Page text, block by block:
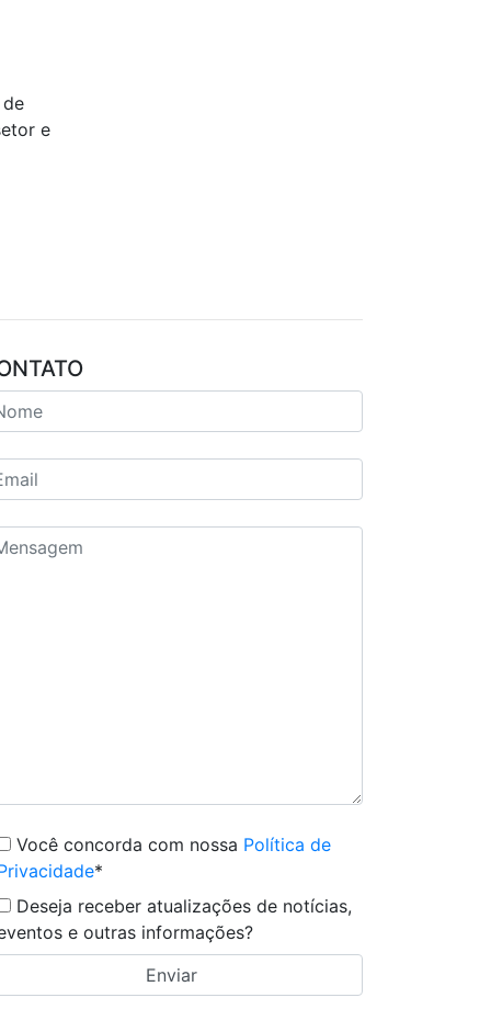
e
Você concorda com nossa Política de
*
Deseja receber atualizações de notícias,
e outras informações?